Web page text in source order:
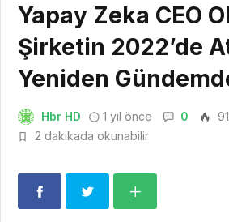
Yapay Zeka CEO
Şirketin 2022’de
Yeniden
Hbr HD 1 yıl önce 0
2 dakikada okunabilir